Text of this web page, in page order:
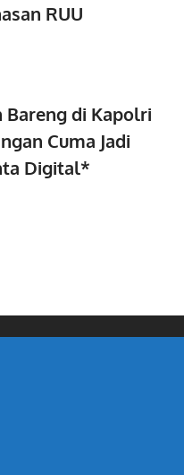
RUU
Bareng di Kapolri
Cuma Jadi
Digital*